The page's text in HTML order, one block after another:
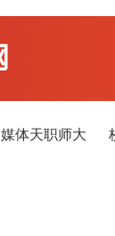
媒体天职师大